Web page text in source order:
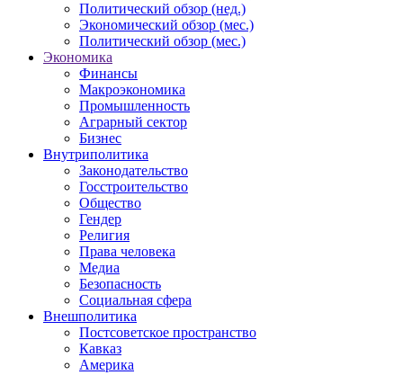
Политический обзор (нед.)
Экономический обзор (мес.)
Политический обзор (мес.)
Экономика
Финансы
Макроэкономика
Промышленность
Аграрный сектор
Бизнес
Внутриполитика
Законодательство
Госстроительство
Общество
Гендер
Религия
Права человека
Медиа
Безопасность
Социальная сфера
Внешполитика
Постсоветское пространство
Кавказ
Америка